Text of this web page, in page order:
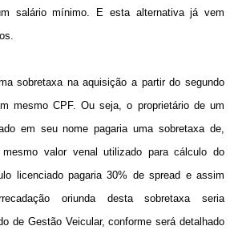
salário mínimo. E esta alternativa já vem
sobretaxa na aquisição a partir do segundo
mesmo CPF. Ou seja, o proprietário de um
em seu nome pagaria uma sobretaxa de,
valor venal utilizado para cálculo do
licenciado pagaria 30% de spread e assim
oriunda desta sobretaxa seria
de Gestão Veicular, conforme será detalhado